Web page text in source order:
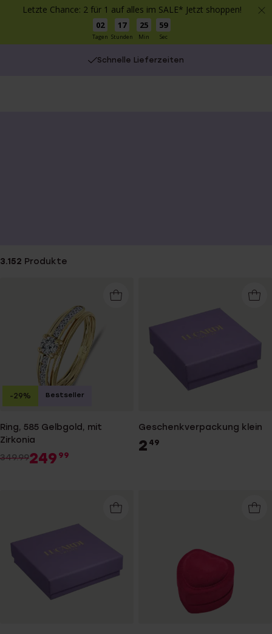
Letzte Chance: 2 für 1 auf alles im SALE* Jetzt shoppen!
02
Tagen
17
Stunden
25
Min
59
Sec
Schnelle Lieferzeiten
Kostenlose Lieferung ab €49
3.152 Produkte
Ring, 585 Gelbgold, mit
Zirkonia
349.99249 99
-29% Bestseller
Geschenkverpackung klein
2 49